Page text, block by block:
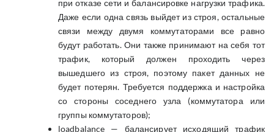
при отказе сети и балансировке нагрузки трафика.
Даже если одна связь выйдет из строя, остальные
связи между двумя коммутаторами все равно
будут работать. Они также принимают на себя тот
трафик, который должен проходить через
вышедшего из строя, поэтому пакет данных не
будет потерян. Требуется поддержка и настройка
со стороны соседнего узла (коммутатора или
группы коммутаторов);
loadbalance — балансирует исходящий трафик